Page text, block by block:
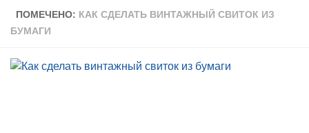
ПОМЕЧЕНО: КАК СДЕЛАТЬ ВИНТАЖНЫЙ СВИТОК ИЗ
БУМАГИ